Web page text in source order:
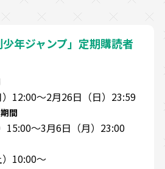
年ジャンプ」定期購読者
12:00～2月26日（日）23:59
間
15:00～3月6日（月）23:00
10:00～